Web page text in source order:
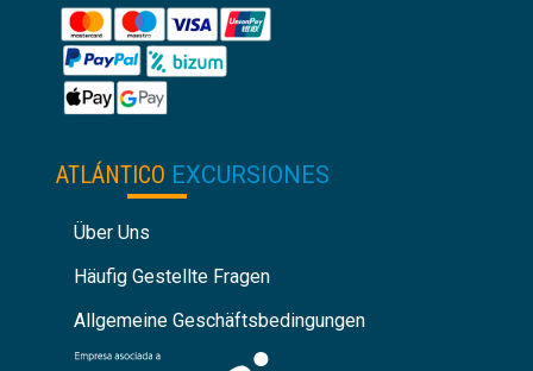
ATLÁNTICO EXCURSIONES
Über Uns
Häufig Gestellte Fragen
Allgemeine Geschäftsbedingungen